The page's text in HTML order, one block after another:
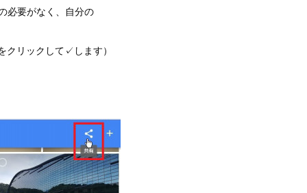
必要がなく、自分の
クリックして✓します）